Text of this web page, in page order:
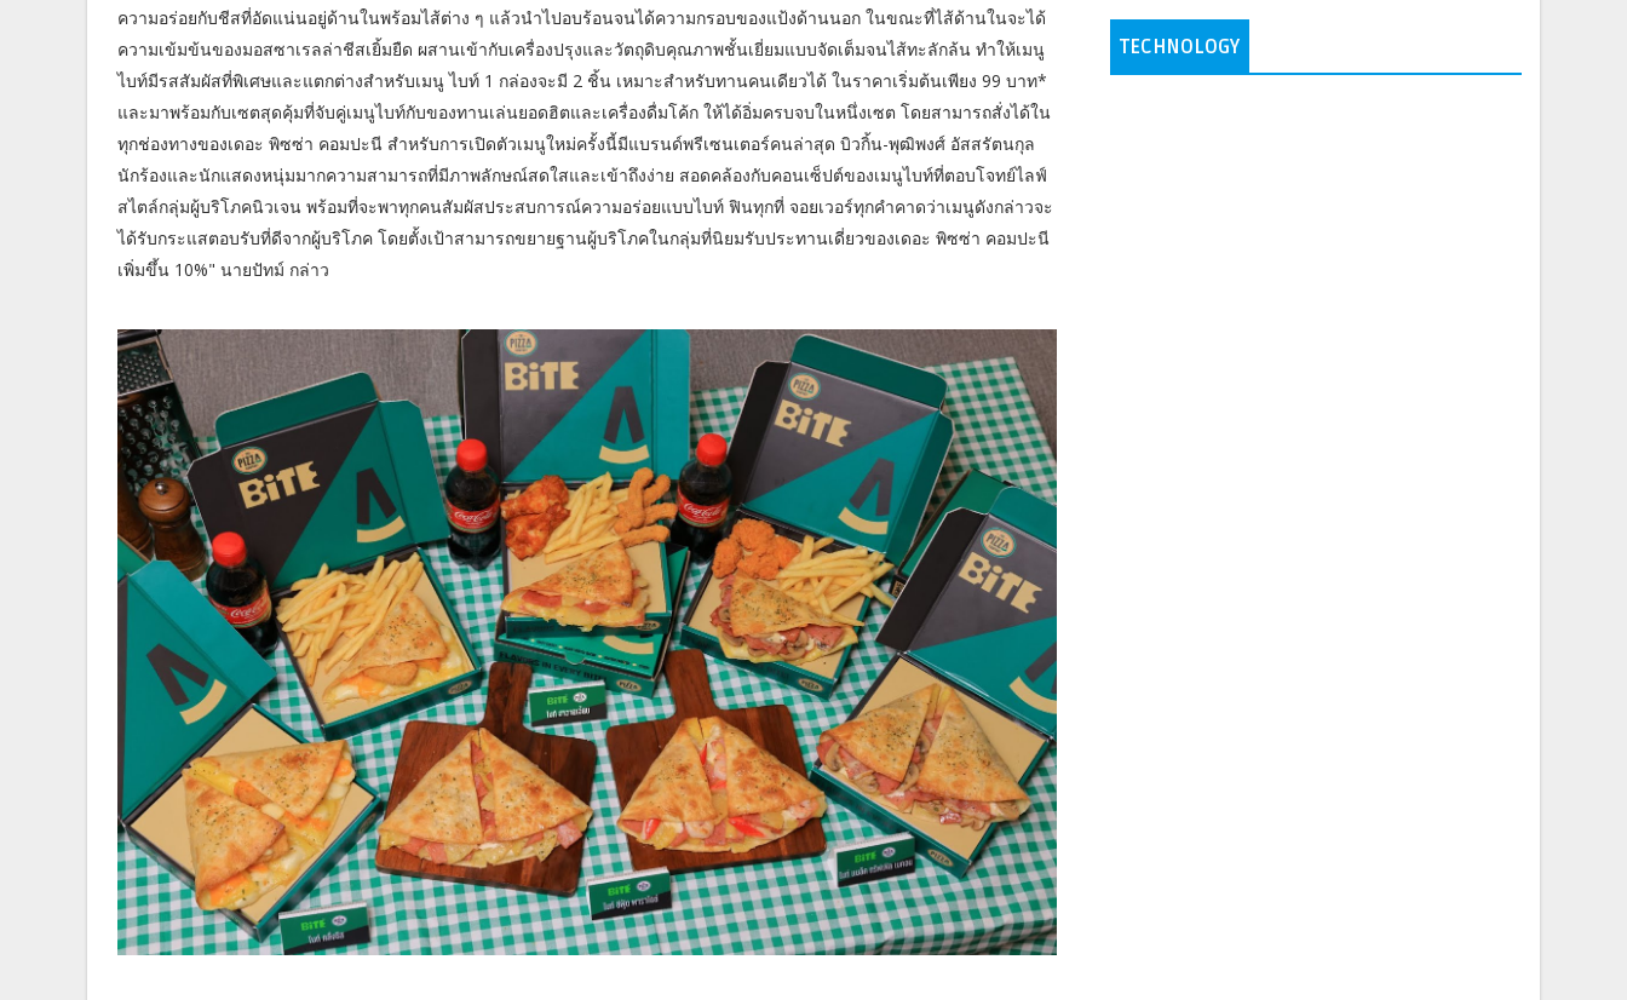
ความอร่อยกับชีสที่อัดแน่นอยู่ด้านในพร้อมไส้ต่าง ๆ แล้วนำไปอบร้อนจนได้ความกรอบของแป้งด้านนอก ในขณะที่ไส้ด้านในจะได้
ความเข้มข้นของมอสซาเรลล่าชีสเยิ้มยืด ผสานเข้ากับเครื่องปรุงและวัตถุดิบคุณภาพชั้นเยี่ยมแบบจัดเต็มจนไส้ทะลักล้น ทำให้เมนู
ไบท์มีรสสัมผัสที่พิเศษและแตกต่างสำหรับเมนู ไบท์ 1 กล่องจะมี 2 ชิ้น เหมาะสำหรับทานคนเดียวได้ ในราคาเริ่มต้นเพียง 99 บาท*
และมาพร้อมกับเซตสุดคุ้มที่จับคู่เมนูไบท์กับของทานเล่นยอดฮิตและเครื่องดื่มโค้ก ให้ได้อิ่มครบจบในหนึ่งเซต โดยสามารถสั่งได้ใน
ทุกช่องทางของเดอะ พิซซ่า คอมปะนี สำหรับการเปิดตัวเมนูใหม่ครั้งนี้มีแบรนด์พรีเซนเตอร์คนล่าสุด บิวกิ้น-พุฒิพงศ์ อัสสรัตนกุล
นักร้องและนักแสดงหนุ่มมากความสามารถที่มีภาพลักษณ์สดใสและเข้าถึงง่าย สอดคล้องกับคอนเซ็ปต์ของเมนูไบท์ที่ตอบโจทย์ไลฟ์
สไตล์กลุ่มผู้บริโภคนิวเจน พร้อมที่จะพาทุกคนสัมผัสประสบการณ์ความอร่อยแบบไบท์ ฟินทุกที่ จอยเวอร์ทุกคำคาดว่าเมนูดังกล่าวจะ
ได้รับกระแสตอบรับที่ดีจากผู้บริโภค โดยตั้งเป้าสามารถขยายฐานผู้บริโภคในกลุ่มที่นิยมรับประทานเดี่ยวของเดอะ พิซซ่า คอมปะนี
เพิ่มขึ้น 10%" นายปัทม์ กล่าว
TECHNOLOGY